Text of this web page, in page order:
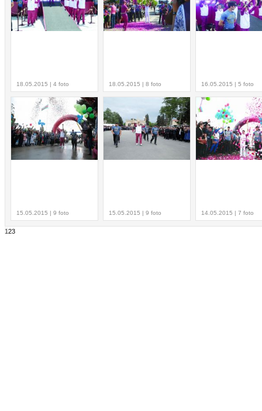
18.05.2015 | 4 foto 18.05.2015 | 8 foto 16.05.2015 | 5 foto
15.05.2015 | 9 foto 15.05.2015 | 9 foto 14.05.2015 | 7 foto
123